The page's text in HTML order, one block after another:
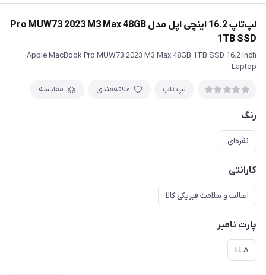
لپ‌تاپ 16.2 اینچی اپل مدل Pro MUW73 2023 M3 Max 48GB
1TB SSD
Apple MacBook Pro MUW73 2023 M3 Max 48GB 1TB SSD 16.2 Inch
Laptop
لپ تاپ علاقه‌مندی مقایسه
رنگ
نقره‌ای
گارانتی
اصالت و سلامت فیزیکی کالا
پارت نامبر
LLA